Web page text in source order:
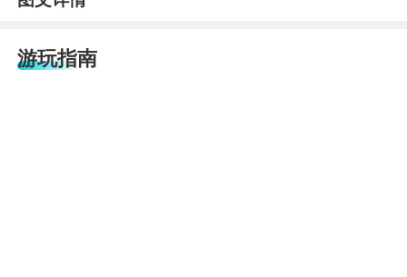
游玩指南